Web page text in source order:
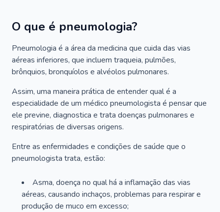
O que é pneumologia?
Pneumologia é a área da medicina que cuida das vias
aéreas inferiores, que incluem traqueia, pulmões,
brônquios, bronquíolos e alvéolos pulmonares.
Assim, uma maneira prática de entender qual é a
especialidade de um médico pneumologista é pensar que
ele previne, diagnostica e trata doenças pulmonares e
respiratórias de diversas origens.
Entre as enfermidades e condições de saúde que o
pneumologista trata, estão:
Asma, doença no qual há a inflamação das vias
aéreas, causando inchaços, problemas para respirar e
produção de muco em excesso;